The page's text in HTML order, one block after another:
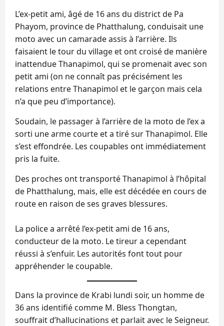
L’ex-petit ami, âgé de 16 ans du district de Pa
Phayom, province de Phatthalung, conduisait une
moto avec un camarade assis à l’arrière. Ils
faisaient le tour du village et ont croisé de manière
inattendue Thanapimol, qui se promenait avec son
petit ami (on ne connaît pas précisément les
relations entre Thanapimol et le garçon mais cela
n’a que peu d’importance).
Soudain, le passager à l’arrière de la moto de l’ex a
sorti une arme courte et a tiré sur Thanapimol. Elle
s’est effondrée. Les coupables ont immédiatement
pris la fuite.
Des proches ont transporté Thanapimol à l’hôpital
de Phatthalung, mais, elle est décédée en cours de
route en raison de ses graves blessures.
La police a arrêté l’ex-petit ami de 16 ans,
conducteur de la moto. Le tireur a cependant
réussi à s’enfuir. Les autorités font tout pour
appréhender le coupable.
Dans la province de Krabi lundi soir, un homme de
36 ans identifié comme M. Bless Thongtan,
souffrait d’hallucinations et parlait avec le Seigneur.